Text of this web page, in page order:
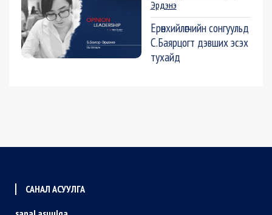
Эрдэнэ
Ерөнхийлөгчийн сонгуульд
С.Баярцогт дэвших эсэх
тухайд
САНАЛ АСУУЛГА